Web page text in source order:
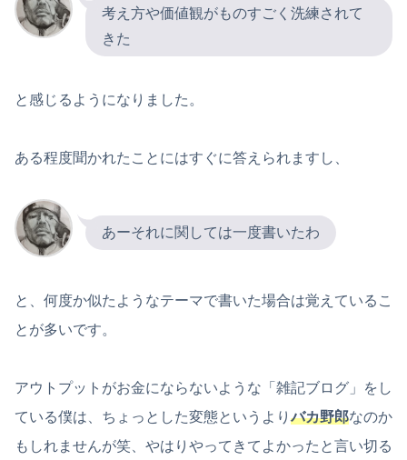
考え方や価値観がものすごく洗練されて
きた
と感じるようになりました。
ある程度聞かれたことにはすぐに答えられますし、
あーそれに関しては一度書いたわ
と、何度か似たようなテーマで書いた場合は覚えているこ
とが多いです。
アウトプットがお金にならないような「雑記ブログ」をし
ている僕は、ちょっとした変態というよりバカ野郎なのか
もしれませんが笑、やはりやってきてよかったと言い切る